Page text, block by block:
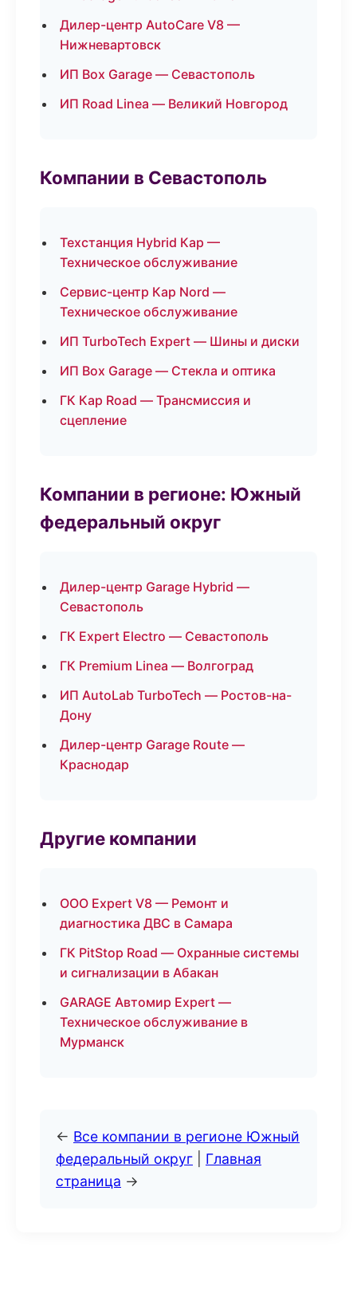
Дилер-центр AutoCare V8 —
Нижневартовск
ИП Box Garage — Севастополь
ИП Road Linea — Великий Новгород
Компании в Севастополь
Техстанция Hybrid Кар —
Техническое обслуживание
Сервис-центр Кар Nord —
Техническое обслуживание
ИП TurboTech Expert — Шины и диски
ИП Box Garage — Стекла и оптика
ГК Кар Road — Трансмиссия и
сцепление
Компании в регионе: Южный
федеральный округ
Дилер-центр Garage Hybrid —
Севастополь
ГК Expert Electro — Севастополь
ГК Premium Linea — Волгоград
ИП AutoLab TurboTech — Ростов-на-
Дону
Дилер-центр Garage Route —
Краснодар
Другие компании
ООО Expert V8 — Ремонт и
диагностика ДВС в Самара
ГК PitStop Road — Охранные системы
и сигнализации в Абакан
GARAGE Автомир Expert —
Техническое обслуживание в
Мурманск
← Все компании в регионе Южный
федеральный округ
Главная
страница →